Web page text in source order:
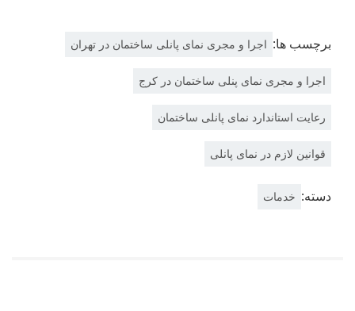
برچسب ها: اجرا و مجری نمای پانلی ساختمان در تهران
اجرا و مجری نمای پنلی ساختمان در کرج
رعایت استاندارد نمای پانلی ساختمان
قوانین لازم در نمای پانلی
دسته: خدمات